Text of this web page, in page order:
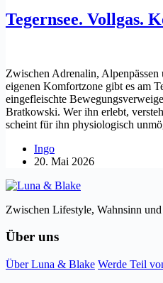
Tegernsee. Vollgas.
Zwischen Adrenalin,
eigenen Komfortzone gibt es am
eingefleischte
Bratkowski. Wer ihn erlebt,
scheint für ihn physiologisch
Ingo
20. Mai 2026
Zwischen Lifestyle, Wahnsinn
Über uns
Über Luna & Blake Werde Teil